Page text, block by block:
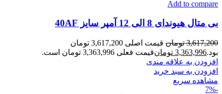
Add to compare
بی متال هیوندای 8 الی 12 آمپر سایز 40AF
3,617,200 تومان
قیمت اصلی 3,617,200 تومان
بود.3,363,996 تومانقیمت فعلی 3,363,996 تومان است.
افزودن به علاقه مندی
افزودن به سبد خرید
مشاهده سریع
-7%